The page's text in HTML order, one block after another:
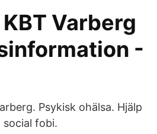
Varberg
-
Psykisk ohälsa. Hjälp
social fobi.